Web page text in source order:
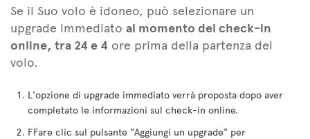
Se il Suo volo è idoneo, può selezionare un
upgrade immediato al momento del check-in
online, tra 24 e 4 ore prima della partenza del
volo.
L'opzione di upgrade immediato verrà proposta dopo aver
completato le informazioni sul check-in online.
FFare clic sul pulsante "Aggiungi un upgrade" per